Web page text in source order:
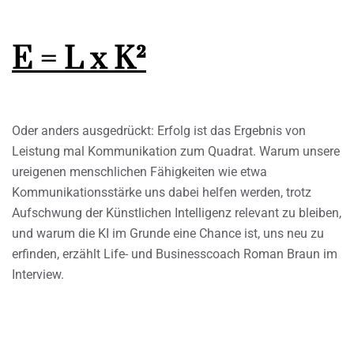
E = L x K²
Oder anders ausgedrückt: Erfolg ist das Ergebnis von
Leistung mal Kommunikation zum Quadrat. Warum unsere
ureigenen menschlichen Fähigkeiten wie etwa
Kommunikationsstärke uns dabei helfen werden, trotz
Aufschwung der Künstlichen Intelligenz relevant zu bleiben,
und warum die KI im Grunde eine Chance ist, uns neu zu
erfinden, erzählt Life- und Businesscoach Roman Braun im
Interview.